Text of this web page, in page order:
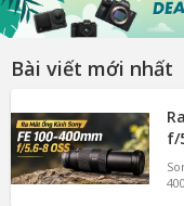
Bài viết mới nhất
f/